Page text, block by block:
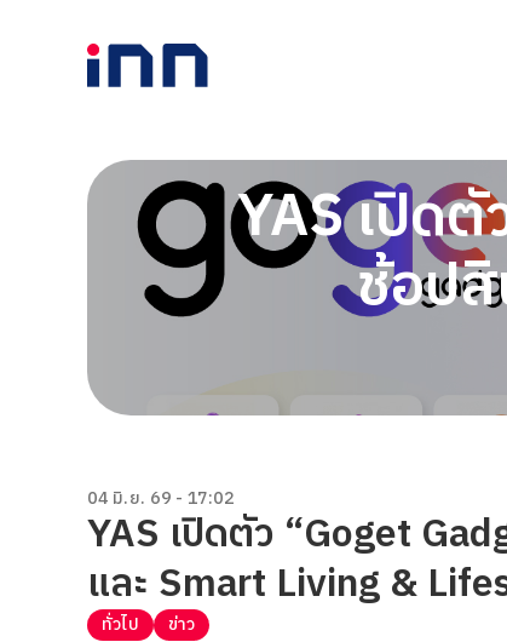
YAS เปิด
ช้อปสิ
04 มิ.ย. 69 - 17:02
YAS เปิดตัว “Goget
และ Smart Living &
ทั่วไป ข่าว